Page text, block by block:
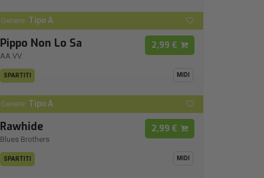
Genere: Tipo A
Pippo Non Lo Sa
AA.VV.
2,99 €
SPARTITI MIDI
Genere: Tipo A
Rawhide
Blues Brothers
2,99 €
SPARTITI MIDI